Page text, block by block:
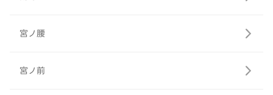
宮ノ腰
宮ノ前